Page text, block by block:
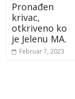
Pronađen
krivac,
otkriveno ko
je Jelenu MA.
Februar 7, 2023